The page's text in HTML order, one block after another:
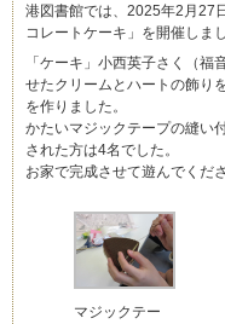
港図書館では、2025年2月27
コレートケーキ」を開催しまし
「ケーキ」小西英子さく（
せたクリームとハートの飾り
を作りました。
かたいマジックテープの縫い
された方は4名でした。
お家で完成させて遊んでくだ
マジックテー